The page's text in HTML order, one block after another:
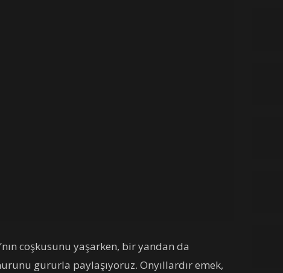
coşkusunu yaşarken, bir yandan da
gururla paylaşıyoruz. Onyıllardır emek,